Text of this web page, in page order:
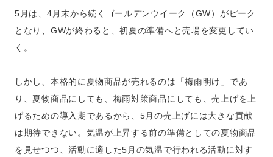
5月は、4月末から続くゴールデンウイーク（GW）がピーク
となり、GWが終わると、初夏の準備へと売場を変更してい
く。
しかし、本格的に夏物商品が売れるのは「梅雨明け」であ
り、夏物商品にしても、梅雨対策商品にしても、売上げを上
げるための導入期であるから、5月の売上げには大きな貢献
は期待できない。気温が上昇する前の準備としての夏物商品
を見せつつ、活動に適した5月の気温で行われる活動に対す